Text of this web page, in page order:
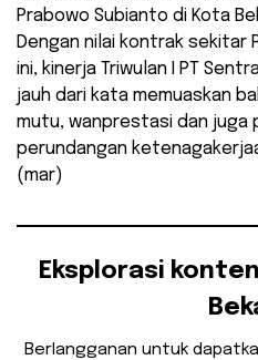
Prabowo Subianto di Kota
Dengan nilai kontrak sekitar
ini, kinerja Triwulan I PT
jauh dari kata memuaskan
mutu, wanprestasi dan juga
perundangan
(mar)
Eksplorasi
Berlangganan untuk